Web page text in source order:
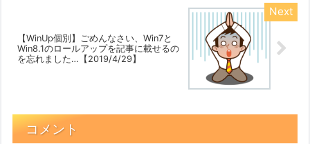
【WinUp個別】ごめんなさい、Win7と
Win8.1のロールアップを記事に載せるの
を忘れました…【2019/4/29】
コメント